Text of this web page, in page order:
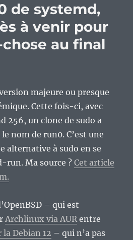
de systemd,
à venir pour
au final
majeure ou presque
Cette fois-ci, avec
256, un clone de sudo a
nom de run0. C’est une
alternative à sudo en se
run. Ma source ?Cet article
– qui est
Archlinux via AURentre
la Debian 12 – qui n’a pas